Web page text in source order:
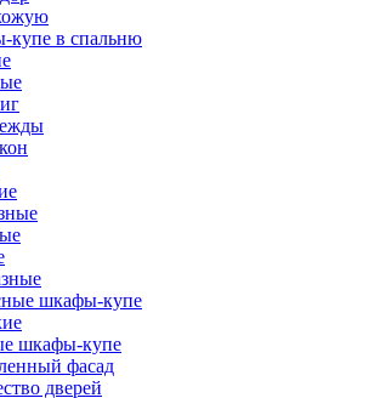
в спальню
шкафы-купе
шкафы-купе
фасад
дверей